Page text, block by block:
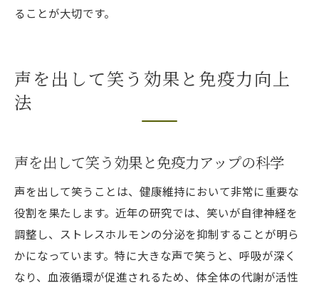
ることが大切です。
声を出して笑う効果と免疫力向上
法
声を出して笑う効果と免疫力アップの科学
声を出して笑うことは、健康維持において非常に重要な
役割を果たします。近年の研究では、笑いが自律神経を
調整し、ストレスホルモンの分泌を抑制することが明ら
かになっています。特に大きな声で笑うと、呼吸が深く
なり、血液循環が促進されるため、体全体の代謝が活性